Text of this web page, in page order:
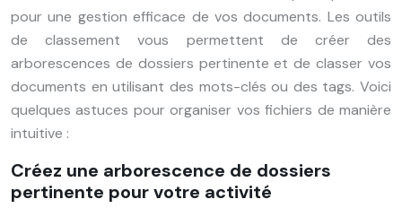
pour une gestion efficace de vos documents. Les outils
de classement vous permettent de créer des
arborescences de dossiers pertinente et de classer vos
documents en utilisant des mots-clés ou des tags. Voici
quelques astuces pour organiser vos fichiers de manière
intuitive :
Créez une arborescence de dossiers
pertinente pour votre activité